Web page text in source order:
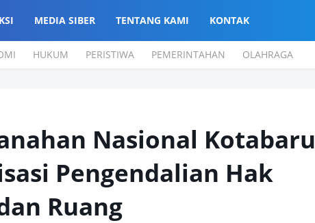
MEDIA SIBER TENTANG KAMI KONTAK
HUKUM PERISTIWA PEMERINTAHAN OLAHRAGA
Nasional Kotabaru
Pengendalian Hak
Ruang